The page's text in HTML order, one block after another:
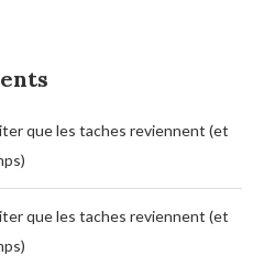
que les taches reviennent (et
que les taches reviennent (et